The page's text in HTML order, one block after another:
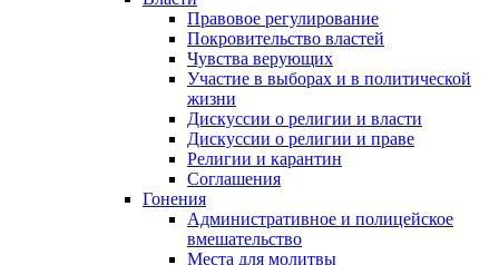
Правовое регулирование
Покровительство властей
Чувства верующих
Участие в выборах и в политической
жизни
Дискуссии о религии и власти
Дискуссии о религии и праве
Религии и карантин
Соглашения
Гонения
Административное и полицейское
вмешательство
Места для молитвы